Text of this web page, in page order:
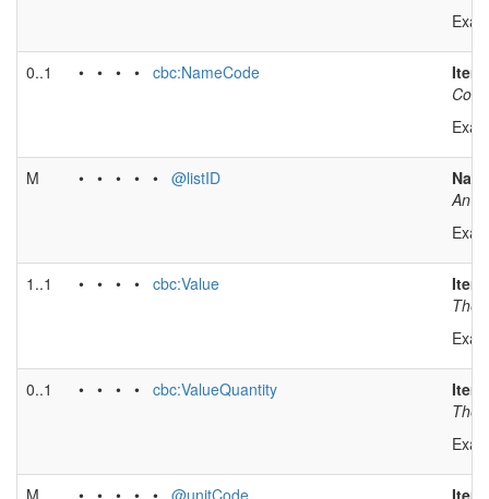
0..1 • • • • cbc:NameCode
Item
M • • • • • @listID
An
1..1 • • • • cbc:Value
Item
The
0..1 • • • • cbc:ValueQuantity
Item
The
M • • • • • @unitCode
Item